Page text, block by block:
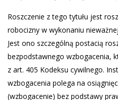
Roszczenie z tego tytułu jest
robocizny w wykonaniu
Jest ono szczególną postacią
bezpodstawnego wzbogacenia,
z art. 405 Kodeksu cywilnego.
wzbogacenia polega na
(wzbogacenie) bez podstawy